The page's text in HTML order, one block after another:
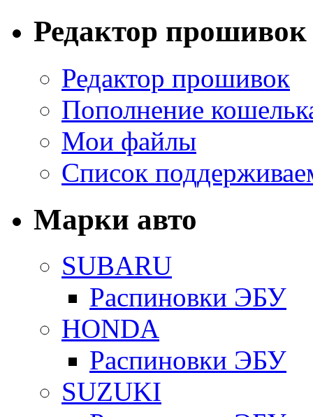
Редактор прошивок
Редактор прошивок
Пополнение
Мои файлы
Список
Марки авто
SUBARU
Распиновки ЭБУ
HONDA
Распиновки ЭБУ
SUZUKI